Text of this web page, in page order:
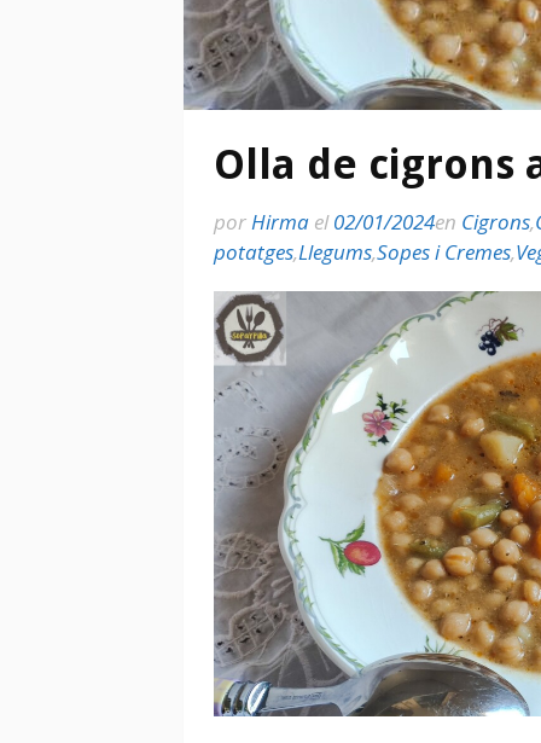
Olla de cigrons
porHirma el02/01/2024en Cigrons,
potatges,Llegums,Sopes i Cremes,